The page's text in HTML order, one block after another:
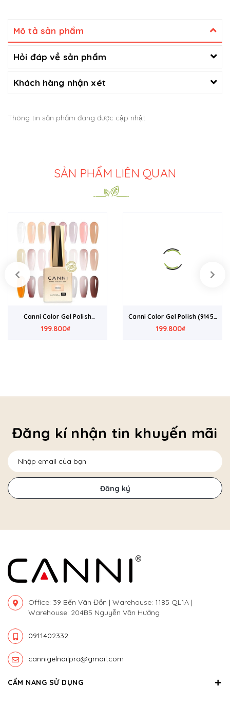
Mô tả sản phẩm
Hỏi đáp về sản phẩm
Khách hàng nhận xét
Thông tin sản phẩm đang được cập nhật
SẢN PHẨM LIÊN QUAN
Canni Color Gel Polish
(9049-9072)
199.800₫
Canni Color Gel Polish (9145-
9168)
199.800₫
Đăng kí nhận tin khuyến mãi
Đăng ký
Office: 39 Bến Vân Đồn | Warehouse: 1185 QL1A |
Warehouse: 204B5 Nguyễn Văn Hưởng
0911402332
cannigelnailpro@gmail.com
CẨM NANG SỬ DỤNG